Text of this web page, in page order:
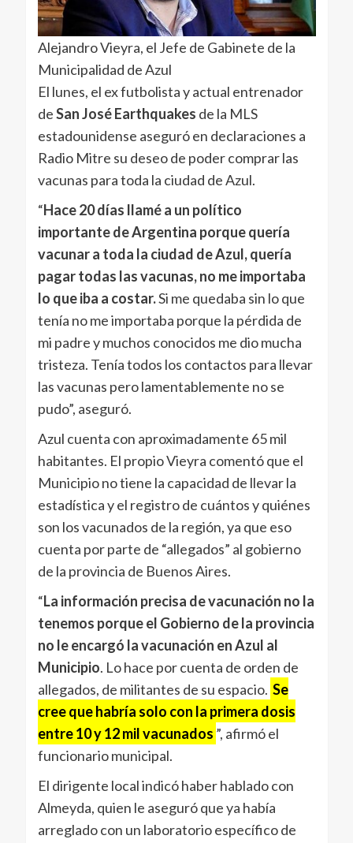
Alejandro Vieyra, el Jefe de Gabinete de la
Municipalidad de Azul
El lunes, el ex futbolista y actual entrenador
deSan José Earthquakes de la MLS
estadounidense aseguró en declaraciones a
Radio Mitre su deseo de poder comprar las
vacunas para toda la ciudad de Azul.
“Hace 20 días llamé a un político
importante de Argentina porque quería
vacunar a toda la ciudad de Azul, quería
pagar todas las vacunas, no me importaba
lo que iba a costar.Si me quedaba sin lo que
tenía no me importaba porque la pérdida de
mi padre y muchos conocidos me dio mucha
tristeza. Tenía todos los contactos para llevar
las vacunas pero lamentablemente no se
pudo”, aseguró.
Azul cuenta con aproximadamente 65 mil
habitantes. El propio Vieyra comentó que el
Municipio no tiene la capacidad de llevar la
estadística y el registro de cuántos y quiénes
son los vacunados de la región, ya que eso
cuenta por parte de “allegados” al gobierno
de la provincia de Buenos Aires.
“La información precisa de vacunación no la
tenemos porque el Gobierno de la provincia
no le encargó la vacunación en Azul al
Municipio. Lo hace por cuenta de orden de
allegados, de militantes de su espacio. Se
cree que habría solo con la primera dosis
entre 10 y 12 mil vacunados ”, afirmó el
funcionario municipal.
El dirigente local indicó haber hablado con
Almeyda, quien le aseguró que ya había
arreglado con un laboratorio específico de